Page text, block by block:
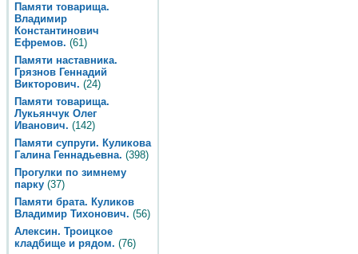
Памяти товарища.
Владимир
Константинович
Ефремов. (61)
Памяти наставника.
Грязнов Геннадий
Викторович. (24)
Памяти товарища.
Лукьянчук Олег
Иванович. (142)
Памяти супруги. Куликова
Галина Геннадьевна. (398)
Прогулки по зимнему
парку (37)
Памяти брата. Куликов
Владимир Тихонович. (56)
Алексин. Троицкое
кладбище и рядом. (76)